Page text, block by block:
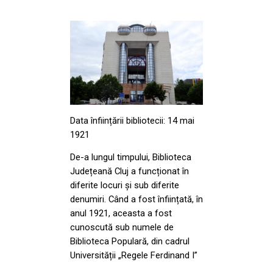
Data înființării bibliotecii: 14 mai
1921
De-a lungul timpului, Biblioteca
Județeană Cluj a funcționat în
diferite locuri și sub diferite
denumiri. Când a fost înființată, în
anul 1921, aceasta a fost
cunoscută sub numele de
Biblioteca Populară, din cadrul
Universității „Regele Ferdinand I”